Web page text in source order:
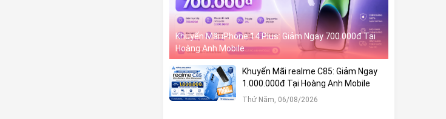
Khuyến Mãi iPhone 14 Plus: Giảm Ngay 700.000đ Tại
Hoàng Anh Mobile
Khuyến Mãi realme C85: Giảm Ngay
1.000.000đ Tại Hoàng Anh Mobile
Thứ Năm, 06/08/2026